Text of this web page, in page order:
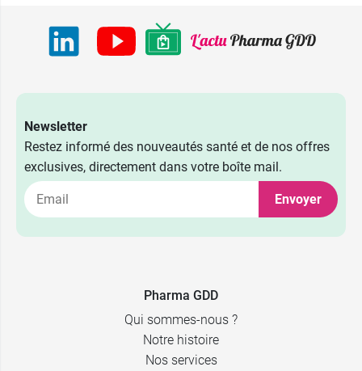
40 ml
Newsletter
Restez informé des nouveautés santé et de nos offres
exclusives, directement dans votre boîte mail.
Envoyer
Pharma GDD
Qui sommes-nous ?
Notre histoire
Nos services